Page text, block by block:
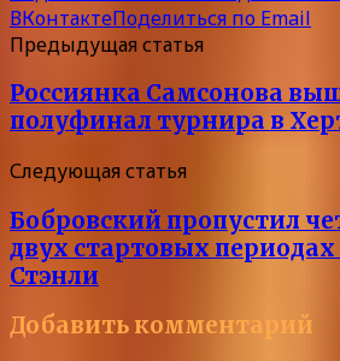
ВКонтактеПоделиться по Email
Предыдущая статья
Россиянка Самсонова
полуфинал турнира в
Следующая статья
Бобровский пропустил
двух стартовых
Стэнли
Добавить комментарий